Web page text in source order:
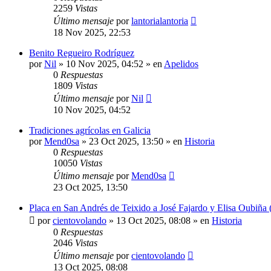
2259 Vistas
Último mensaje porlantorialantoria
18 Nov 2025, 22:53
Benito Regueiro Rodríguez
porNil » 10 Nov 2025, 04:52 » en Apelidos
0 Respuestas
1809 Vistas
Último mensaje porNil
10 Nov 2025, 04:52
Tradiciones agrícolas en Galicia
porMend0sa » 23 Oct 2025, 13:50 » en Historia
0 Respuestas
10050 Vistas
Último mensaje porMend0sa
23 Oct 2025, 13:50
Placa en San Andrés de Teixido a José Fajardo y Elisa Oubiña
porcientovolando » 13 Oct 2025, 08:08 » en Historia
0 Respuestas
2046 Vistas
Último mensaje porcientovolando
13 Oct 2025, 08:08